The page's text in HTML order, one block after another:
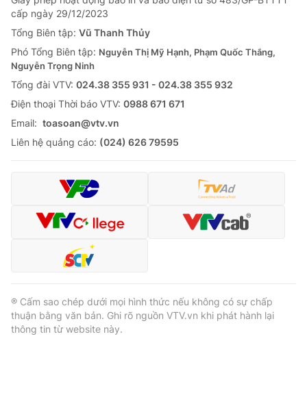
cấp ngày 29/12/2023
Tổng Biên tập: Vũ Thanh Thủy
Phó Tổng Biên tập: Nguyễn Thị Mỹ Hạnh, Phạm Quốc Thắng,
Nguyễn Trọng Ninh
Tổng đài VTV: 024.38 355 931 - 024.38 355 932
Ðiện thoại Thời báo VTV: 0988 671 671
Email: toasoan@vtv.vn
Liên hệ quảng cáo: (024) 626 79595
® Cấm sao chép dưới mọi hình thức nếu không có sự chấp
thuận bằng văn bản. Ghi rõ nguồn VTV.vn khi phát hành lại
thông tin từ website này.